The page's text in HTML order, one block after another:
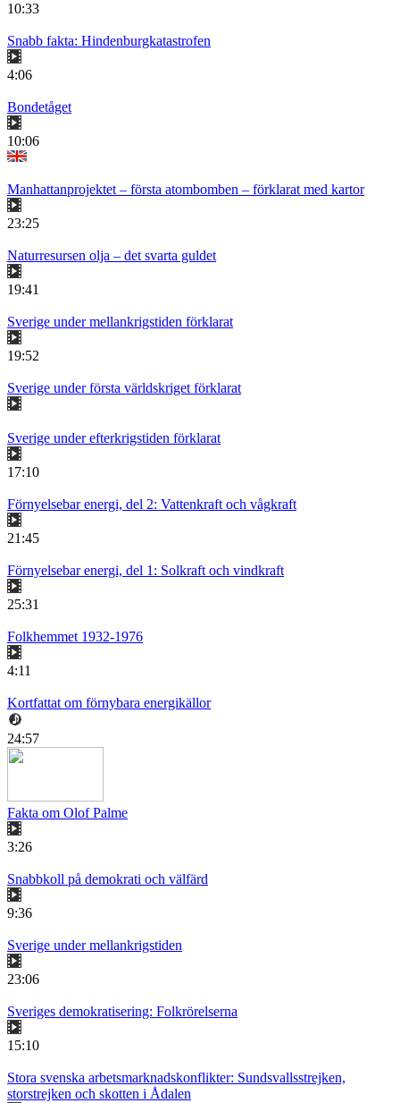
10:33
Snabb fakta: Hindenburgkatastrofen
4:06
Bondetåget
10:06
Manhattanprojektet – första atombomben – förklarat med kartor
23:25
Naturresursen olja – det svarta guldet
19:41
Sverige under mellankrigstiden förklarat
19:52
Sverige under första världskriget förklarat
Sverige under efterkrigstiden förklarat
17:10
Förnyelsebar energi, del 2: Vattenkraft och vågkraft
21:45
Förnyelsebar energi, del 1: Solkraft och vindkraft
25:31
Folkhemmet 1932-1976
4:11
Kortfattat om förnybara energikällor
24:57
Fakta om Olof Palme
3:26
Snabbkoll på demokrati och välfärd
9:36
Sverige under mellankrigstiden
23:06
Sveriges demokratisering: Folkrörelserna
15:10
Stora svenska arbetsmarknadskonflikter: Sundsvallsstrejken,
storstrejken och skotten i Ådalen